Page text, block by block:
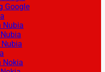
Google
Nubia
Nokia